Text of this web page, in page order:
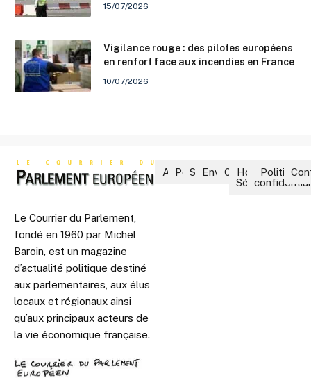
15/07/2026
Vigilance rouge : des pilotes européens
en renfort face aux incendies en France
10/07/2026
Le Courrier du Parlement,
fondé en 1960 par Michel
Baroin, est un magazine
d’actualité politique destiné
aux parlementaires, aux élus
locaux et régionaux ainsi
qu’aux principaux acteurs de
la vie économique française.
Accueil
Politique
Société
Environnement
CultureHors-
Séries
Politique